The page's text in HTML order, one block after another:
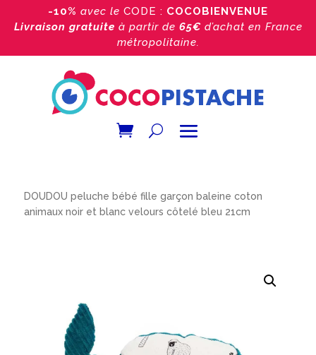
-10% avec le CODE : COCOBIENVENUE
Livraison gratuite à partir de 65€ d’achat en France
métropolitaine.
DOUDOU peluche bébé fille garçon baleine coton
animaux noir et blanc velours côtelé bleu 21cm